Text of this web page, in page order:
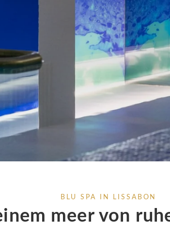
BLU SPA IN LISSABON
meer von